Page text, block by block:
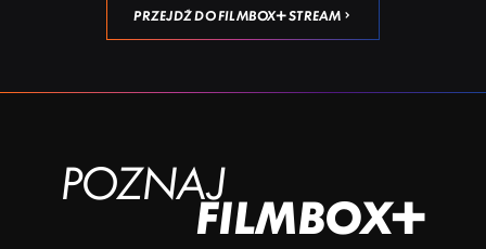
PRZEJDŹ DO FILMBOX+ STREAM
POZNAJ
FILMBOX+